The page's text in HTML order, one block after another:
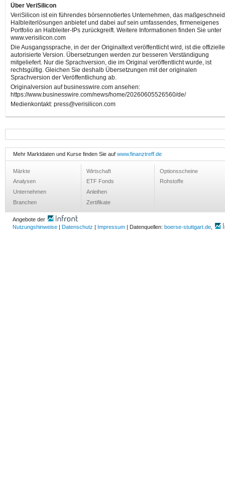
Über VeriSilicon
VeriSilicon ist ein führendes börsennotiertes Unternehmen, das
Halbleiterlösungen anbietet und dabei auf sein umfassendes, firmeneigenes
Portfolio an Halbleiter-IPs zurückgreift. Weitere Informationen finden Sie unter
www.verisilicon.com
Die Ausgangssprache, in der der Originaltext veröffentlicht wird, ist die
autorisierte Version. Übersetzungen werden zur besseren Verständigung
mitgeliefert. Nur die Sprachversion, die im Original veröffentlicht wurde, ist
rechtsgültig. Gleichen Sie deshalb Übersetzungen mit der originalen
Sprachversion der Veröffentlichung ab.
Originalversion auf businesswire.com ansehen:
https://www.businesswire.com/news/home/20260605526560/de/
Medienkontakt: press@verisilicon.com
Mehr Marktdaten und Kurse finden Sie auf www.finanztreff.de
Märkte
Analysen
Unternehmen
Branchen
Wirtschaft
ETF Fonds
Anleihen
Zertifikate
Optionsscheine
Rohstoffe
Angebote der
Nutzungshinweise
Datenschutz Impressum | Datenquellen: boerse-stuttgart.de